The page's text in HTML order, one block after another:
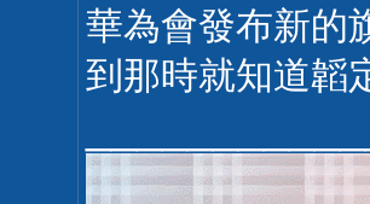
華為會發布新的
到那時就知道韜